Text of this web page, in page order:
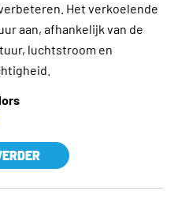
Het verkoelende
aan, afhankelijk van de
luchtstroom en